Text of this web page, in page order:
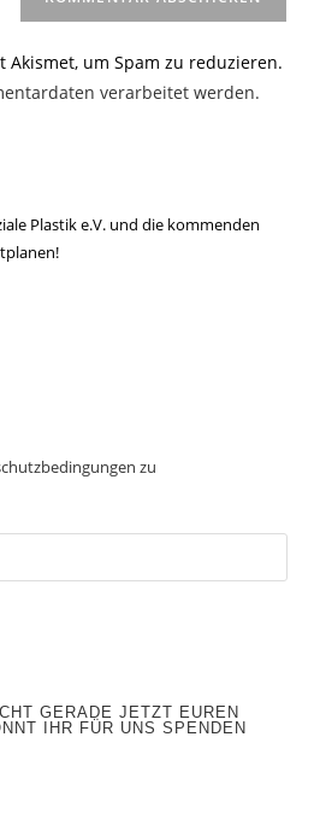
Akismet, um Spam zu reduzieren.
verarbeitet werden.
Plastik e.V. und die kommenden
zu
GERADE JETZT EUREN
IHR FÜR UNS SPENDEN